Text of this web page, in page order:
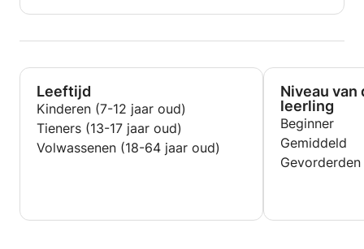
Leeftijd
Kinderen (7-12 jaar oud)
Tieners (13-17 jaar oud)
Volwassenen (18-64 jaar oud)
Niveau van
leerling
Beginner
Gemiddeld
Gevorderden